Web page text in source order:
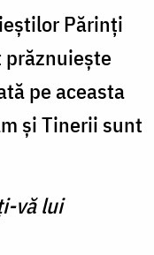
Părinţi
pe aceasta
şi Tinerii sunt
vă lui